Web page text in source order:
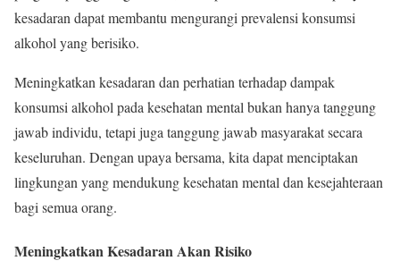
kesadaran dapat membantu mengurangi prevalensi konsumsi
alkohol yang berisiko.
Meningkatkan kesadaran dan perhatian terhadap dampak
konsumsi alkohol pada kesehatan mental bukan hanya tanggung
jawab individu, tetapi juga tanggung jawab masyarakat secara
keseluruhan. Dengan upaya bersama, kita dapat menciptakan
lingkungan yang mendukung kesehatan mental dan kesejahteraan
bagi semua orang.
Meningkatkan Kesadaran Akan Risiko